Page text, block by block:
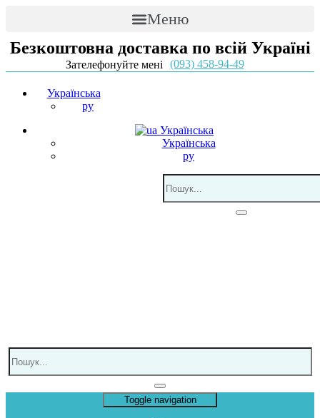
Меню
Безкоштовна доставка по всій Україні
Зателефонуйте мені (093) 458-94-49
Українська
ру
Українська
Українська
ру
Toggle navigation